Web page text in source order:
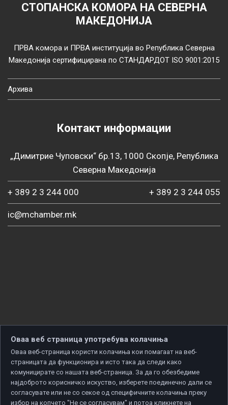
СТОПАНСКА КОМОРА НА СЕВЕРНА
МАКЕДОНИЈА
ПРВА комора и ПРВА институција во Република Северна
Македонија сертифицирана по СТАНДАРДОТ ISO 9001:2015
Архива
Контакт информации
„Димитрие Чуповски“ бр.13, 1000 Скопје, Република
Северна Македонија
+ 389 2 3 244 000 + 389 2 3 244 055
ic@mchamber.mk
Оваа веб страница употребува колачиња
Оваа веб-страница користи колачиња кои помагаат на веб-
страницата да функционира и исто така да следи како
комуницирате со нашата веб-страница. За да го обезбедиме
најдоброто корисничко искуство, изберете поединечно дали се
согласувате или не со секое од специфичните колачиња преку
избор на копчето "Не се согласувам" и потоа кликнете на